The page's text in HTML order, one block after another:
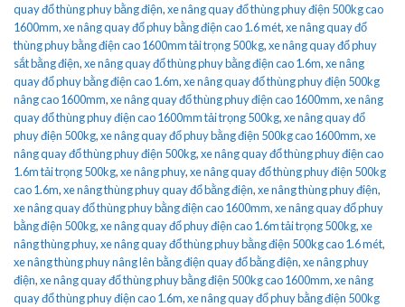
quay đổ thùng phuy bằng điện,xe nâng quay đổ thùng phuy điện 500kg cao
1600mm,xe nâng quay đổ phuy bằng điện cao 1.6 mét,xe nâng quay đổ
thùng phuy bằng điện cao 1600mm tải trọng 500kg,xe nâng quay đổ phuy
sắt bằng điện,xe nâng quay đổ thùng phuy bằng điện cao 1.6m,xe nâng
quay đổ phuy bằng điện cao 1.6m,xe nâng quay đổ thùng phuy điện 500kg
nâng cao 1600mm,xe nâng quay đổ thùng phuy điện cao 1600mm,xe nâng
quay đổ thùng phuy điện cao 1600mm tải trọng 500kg,xe nâng quay đổ
phuy điện 500kg,xe nâng quay đổ phuy bằng điện 500kg cao 1600mm,xe
nâng quay đổ thùng phuy điện 500kg,xe nâng quay đổ thùng phuy điện cao
1.6m tải trọng 500kg,xe nâng phuy,xe nâng quay đổ thùng phuy điện 500kg
cao 1.6m,xe nâng thùng phuy quay đổ bằng điện,xe nâng thùng phuy điện,
xe nâng quay đổ thùng phuy bằng điện cao 1600mm,xe nâng quay đổ phuy
bằng điện 500kg,xe nâng quay đổ phuy điện cao 1.6m tải trọng 500kg,xe
nâng thùng phuy,xe nâng quay đổ thùng phuy bằng điện 500kg cao 1.6 mét,
xe nâng thùng phuy nâng lên bằng điện quay đổ bằng điện,xe nâng phuy
điện,xe nâng quay đổ thùng phuy bằng điện 500kg cao 1600mm,xe nâng
quay đổ thùng phuy điện cao 1.6m,xe nâng quay đổ phuy bằng điện 500kg